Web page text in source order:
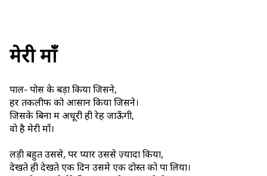
मेरी माँ
पाल- पोस के बड़ा किया जिसने,
हर तकलीफ को आसान किया जिसने।
जिसके बिना मैं अधूरी ही रेह जाऊँगी,
वो है मेरी माँ।
लड़ी बहुत उससे, पर प्यार उससे ज़्यादा किया,
देखते ही देखते एक दिन उसमे एक दोस्त को पा लिया।